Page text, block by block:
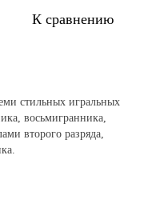
К сравнению
стильных игральных
восьмигранника,
второго разряда,